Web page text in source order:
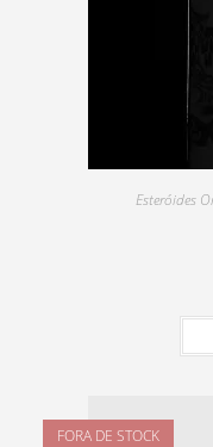
Esteróides
FORA DE STOCK